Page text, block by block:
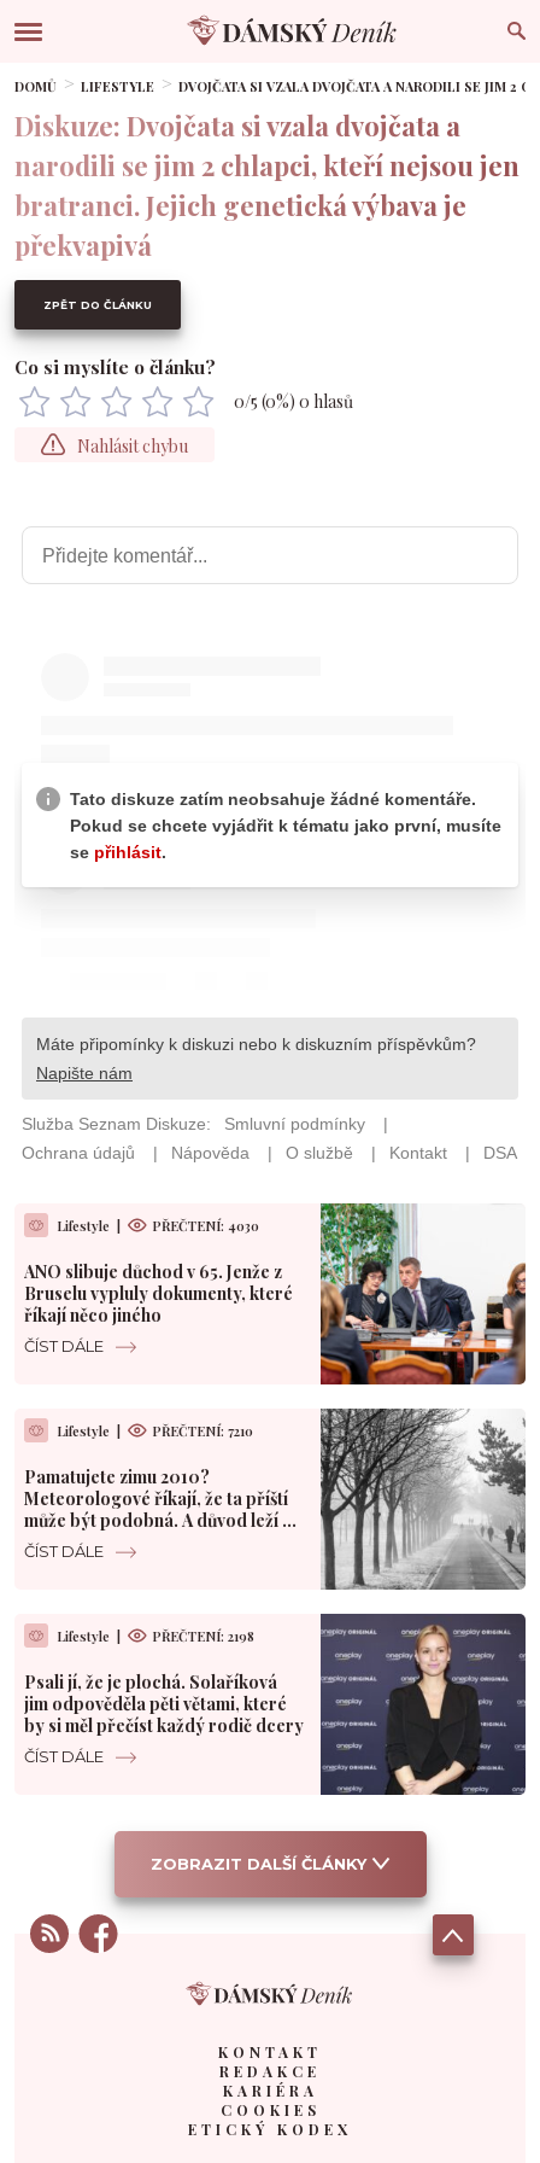
DOMŮ LIFESTYLE DVOJČATA SI VZALA DVOJČATA A NARODILI SE JIM 2
Diskuze: Dvojčata si vzala dvojčata a
narodili se jim 2 chlapci, kteří nejsou jen
bratranci. Jejich genetická výbava je
překvapivá
ZPĚT DO ČLÁNKU
Co si myslíte o článku?
0/5 (0%) 0 hlasů
Nahlásit chybu
Lifestyle | PŘEČTENÍ: 4030
ANO slibuje důchod v 65. Jenže z
Bruselu vypluly dokumenty, které
říkají něco jiného
ČÍST DÁLE
Lifestyle | PŘEČTENÍ: 7210
Pamatujete zimu 2010?
Meteorologové říkají, že ta příští
může být podobná. A důvod leží v
Pacifiku
ČÍST DÁLE
Lifestyle | PŘEČTENÍ: 2198
Psali jí, že je plochá. Solaříková
jim odpověděla pěti větami, které
by si měl přečíst každý rodič dcery
ČÍST DÁLE
ZOBRAZIT DALŠÍ ČLÁNKY
KONTAKT
REDAKCE
KARIÉRA
COOKIES
ETICKÝ KODEX